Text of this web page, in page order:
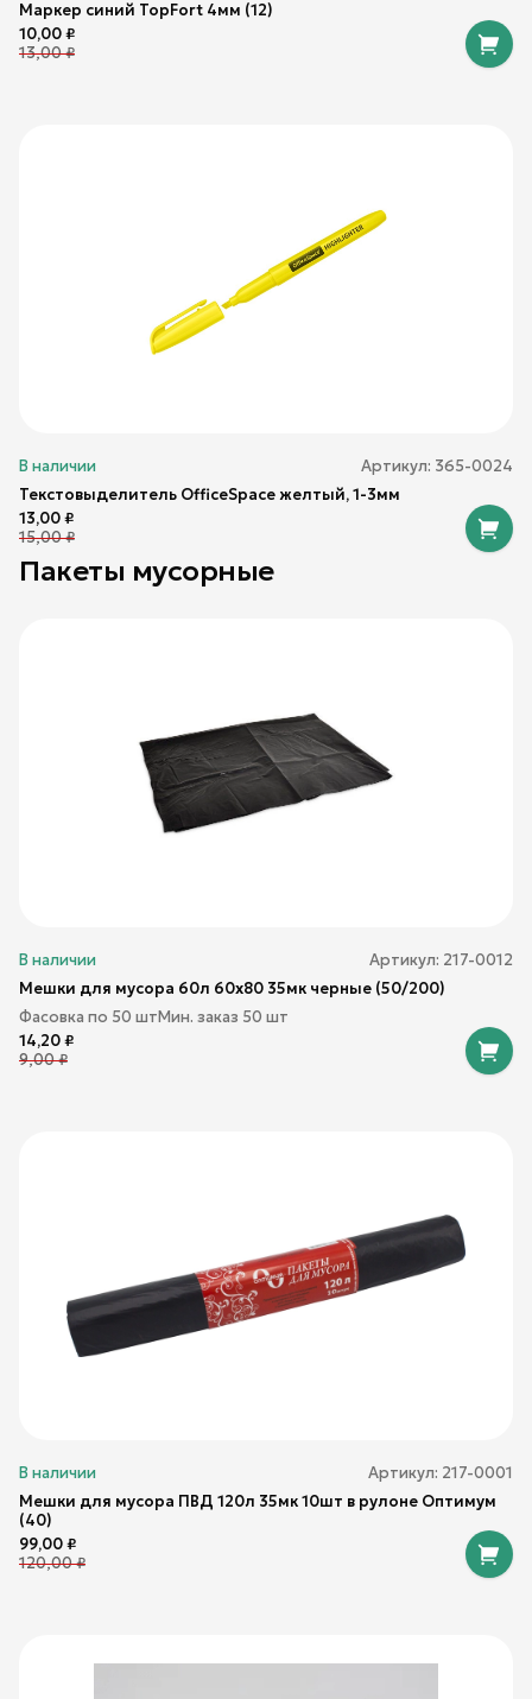
Маркер синий TopFort 4мм (12)
10,00₽
13,00₽
В наличии Артикул: 365-0024
Текстовыделитель OfficeSpace желтый, 1-3мм
13,00₽
15,00₽
Пакеты мусорные
В наличии Артикул: 217-0012
Мешки для мусора 60л 60х80 35мк черные (50/200)
Фасовка по 50 штМин. заказ 50 шт
14,20₽
9,00₽
В наличии Артикул: 217-0001
Мешки для мусора ПВД 120л 35мк 10шт в рулоне Оптимум
(40)
99,00₽
120,00₽